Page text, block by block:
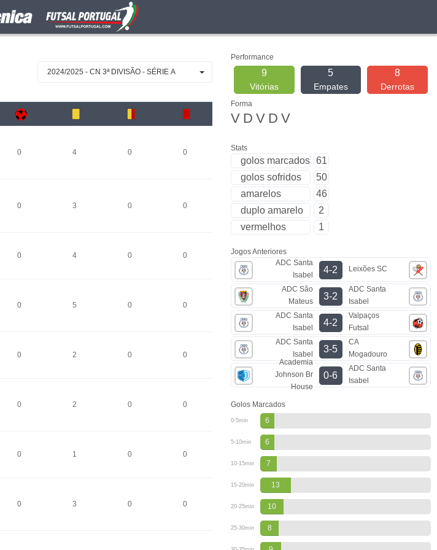
2024/2025 - CN 3ª DIVISÃO - SÉRIE A
0 4 0 0
0 3 0 0
0 4 0 0
0 5 0 0
0 2 0 0
0 2 0 0
0 1 0 0
0 3 0 0
Performance
9
Vitórias
5
Empates
8
Derrotas
Forma
V D V D V
Stats
golos marcados 61
golos sofridos
50
amarelos
46
duplo amarelo
2
vermelhos
1
Jogos Anteriores
ADC Santa
Isabel
4-2 Leixões SC
ADC São
Mateus
3-2
ADC Santa
Isabel
ADC Santa
Isabel
4-2
Valpaços
Futsal
ADC Santa
Isabel
3-5
CA
Mogadouro
Academia
Johnson Br
House
0-6
ADC Santa
Isabel
Golos Marcados
0-5min 6
5-10min 6
10-15min 7
15-20min 13
20-25min 10
25-30min 8